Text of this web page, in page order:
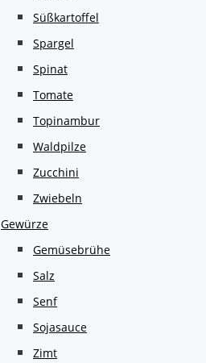
Süßkartoffel
Spargel
Spinat
Tomate
Topinambur
Waldpilze
Zucchini
Zwiebeln
Gewürze
Gemüsebrühe
Salz
Senf
Sojasauce
Zimt